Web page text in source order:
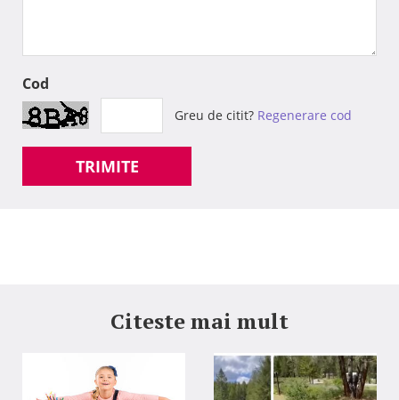
Cod
Greu de citit? Regenerare cod
TRIMITE
Citeste mai mult